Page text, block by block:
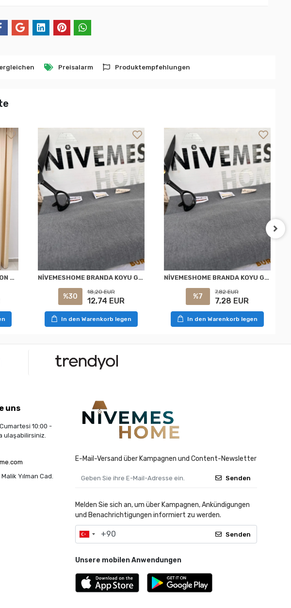
Preisalarm Produktempfehlungen
NİVEMESHOME ELİS V-101 FON PERDE 1/3 SIK PİLELİ PERDE APM NİVEMESHOME BRANDA KOYU GRİ BALKON PERDESİ
%30
18,20 EUR
12,74 EUR
In den Warenkorb legen
NİVEMESHOME BRANDA KOYU GRİ BALKON PERDESİ
%7
7,82 EUR
7,28 EUR
In den Warenkorb legen
uns
10:00 -
ulaşabilirsiniz.
Yılman Cad.
E-Mail-Versand über Kampagnen und Content-Newsletter
Senden
Melden Sie sich an, um über Kampagnen, Ankündigungen
und Benachrichtigungen informiert zu werden.
Senden
Unsere mobilen Anwendungen